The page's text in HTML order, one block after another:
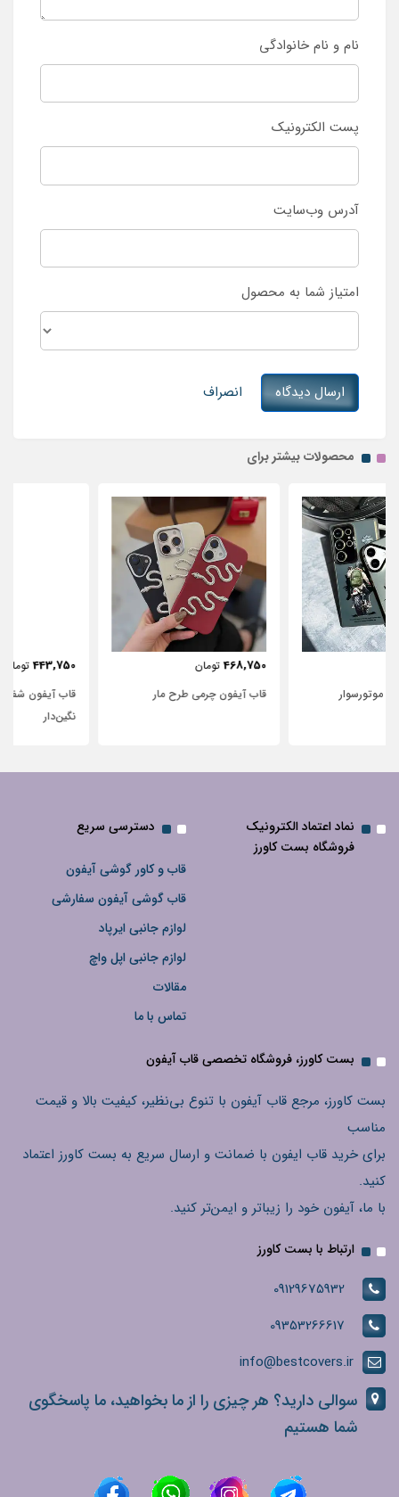
نام و نام خانوادگی
پست الکترونیک
آدرس وب‌سایت
امتیاز شما به محصول
ارسال دیدگاه انصراف
محصولات بیشتر برای
قاب آیفون چرمی طرح مار
قاب آیفون شفاف با پاپیون سفید و
نماد اعتماد الکترونیک
فروشگاه بست کاورز
دسترسی سریع
قاب و کاور گوشی آیفون
قاب گوشی آیفون سفارشی
لوازم جانبی ایرپاد
لوازم جانبی اپل واچ
مقالات
تماس با ما
بست کاورز، فروشگاه تخصصی قاب آیفون
بست کاورز، مرجع قاب آیفون با تنوع بی‌نظیر، کیفیت بالا و قیمت
مناسب
برای خرید قاب ایفون با ضمانت و ارسال سریع به بست کاورز اعتماد
کنید.
با ما، آیفون خود را زیباتر و ایمن‌تر کنید.
ارتباط با بست کاورز
09129675932
09353266617
info@bestcovers.ir
سوالی دارید؟ هر چیزی را از ما بخواهید، ما پاسخگوی
شما هستیم